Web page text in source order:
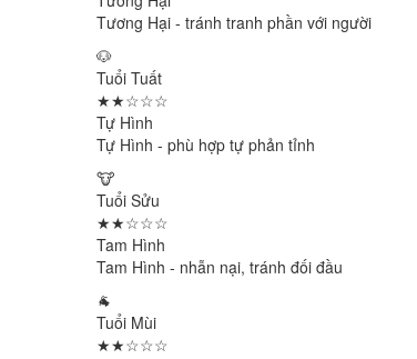
Tương Hại - tránh tranh phần với người
🐶
Tuổi Tuất
★★☆☆☆
Tự Hình
Tự Hình - phù hợp tự phản tỉnh
🐮
Tuổi Sửu
★★☆☆☆
Tam Hình
Tam Hình - nhẫn nại, tránh đối đầu
🐐
Tuổi Mùi
★★☆☆☆